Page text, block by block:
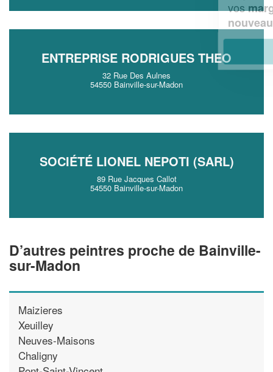
ENTREPRISE RODRIGUES THEO
32 Rue Des Aulnes
54550 Bainville-sur-Madon
SOCIÉTÉ LIONEL NEPOTI (SARL)
89 Rue Jacques Callot
54550 Bainville-sur-Madon
D’autres peintres proche de Bainville-
sur-Madon
Maizieres
Xeuilley
Neuves-Maisons
Chaligny
vosmargestout en gagnant de
En savoir plus